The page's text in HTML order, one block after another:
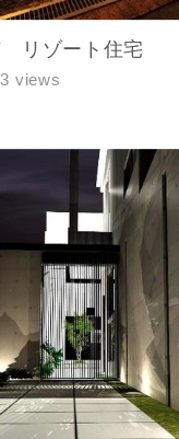
リゾート住宅
views